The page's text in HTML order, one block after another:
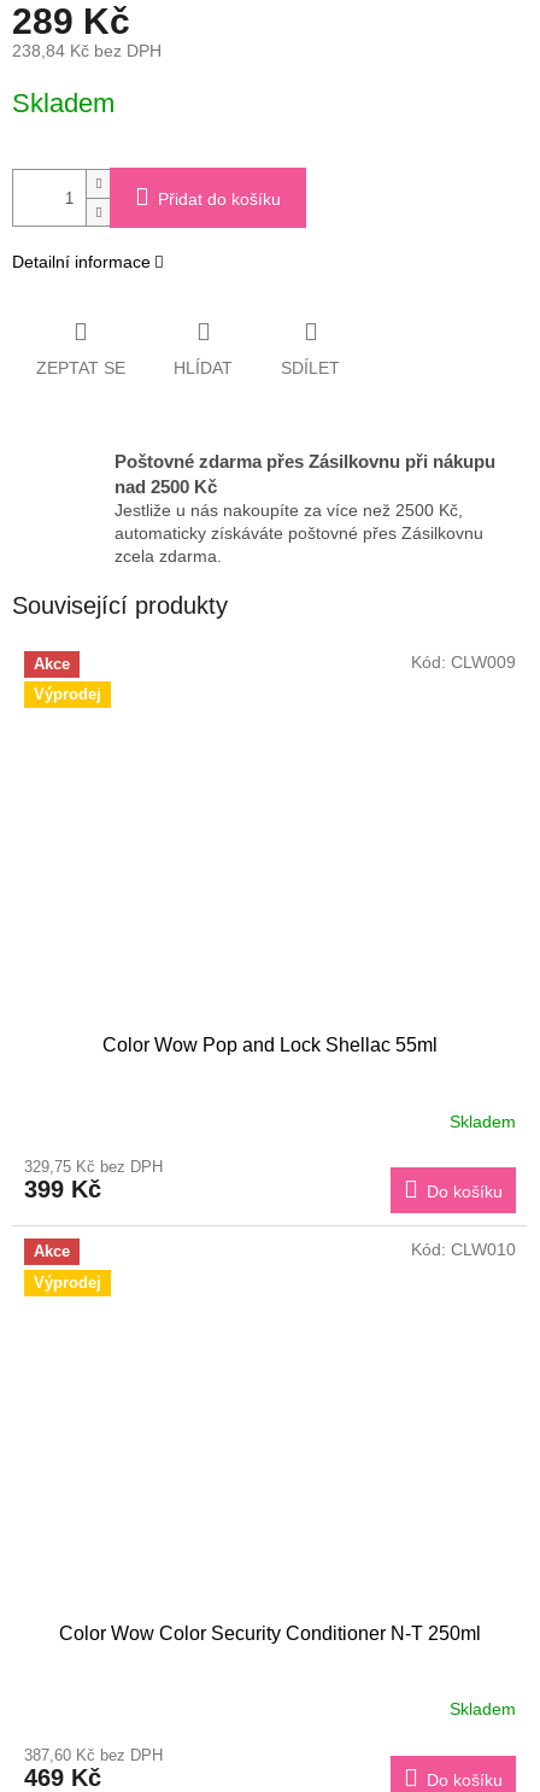
289 Kč
238,84 Kč bez DPH
cena:
Skladem
Přidat do košíku
Detailní informace
ZEPTAT SE HLÍDAT SDÍLET
Poštovné zdarma přes Zásilkovnu při nákupu
nad 2500 Kč
Jestliže u nás nakoupíte za více než 2500 Kč,
automaticky získáváte poštovné přes Zásilkovnu
zcela zdarma.
Související produkty
Akce
Výprodej
Color Wow Pop and Lock Shellac 55ml
Skladem
329,75 Kč bez DPH
399 Kč Do košíku
Kód: CLW009
Akce
Výprodej
Color Wow Color Security Conditioner N-T 250ml
Skladem
387,60 Kč bez DPH
469 Kč Do košíku
Kód: CLW010